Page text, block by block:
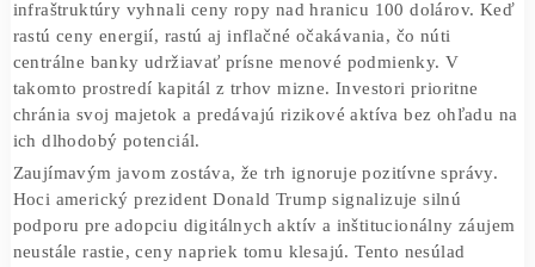
Súčasná situácia na trhoch nie je len obyčajným
predstavuje komplexnú udalosť likvidity.Geopolitická
eskalácia na Blízkom východea narušenie energetickej
infraštruktúry vyhnali ceny ropy nad hranicu 100
rastú ceny energií, rastú aj inflačné očakávania, čo núti
centrálne banky udržiavať prísne menové podmienky. V
takomto prostredí kapitál z trhov mizne. Investori
chránia svoj majetok a predávajú rizikové aktíva bez